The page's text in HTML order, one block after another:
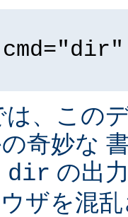
は、この
奇妙な
dir の出
ザを混